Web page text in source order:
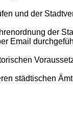
und der
der
Email
städtischen